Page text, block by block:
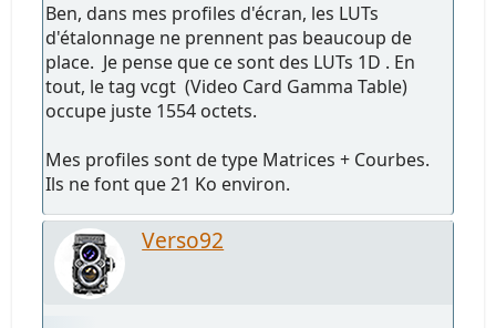
Ben, dans mes profiles d'écran, les LUTs
d'étalonnage ne prennent pas beaucoup de
place. Je pense que ce sont des LUTs 1D . En
tout, le tag vcgt (Video Card Gamma Table)
occupe juste 1554 octets.
Mes profiles sont de type Matrices + Courbes.
Ils ne font que 21 Ko environ.
Verso92